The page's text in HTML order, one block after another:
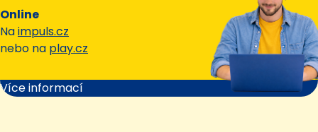
Online
Naimpuls.cz
nebo na play.cz
Více informací